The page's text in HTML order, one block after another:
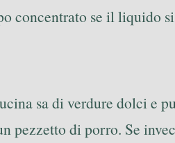
concentrato se il liquido
sa di verdure dolci e
pezzetto di porro. Se